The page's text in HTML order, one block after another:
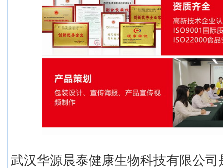
武汉华源晨泰健康生物科技有限公司